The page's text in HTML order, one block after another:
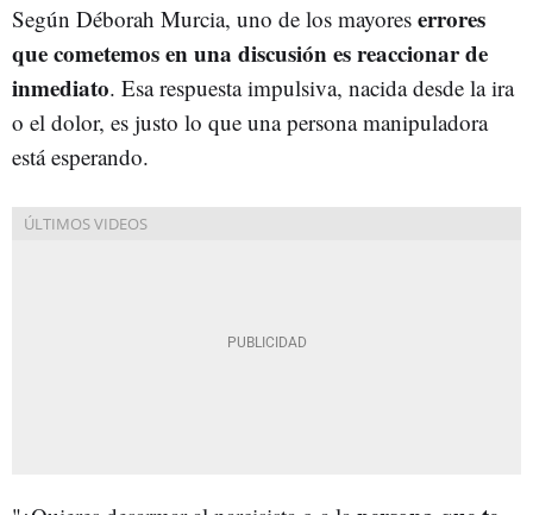
Según Déborah Murcia, uno de los mayores errores
que cometemos en una discusión es reaccionar de
inmediato. Esa respuesta impulsiva, nacida desde la ira
o el dolor, es justo lo que una persona manipuladora
está esperando.